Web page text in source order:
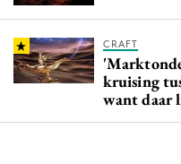
CRAFT
kruising
want daar